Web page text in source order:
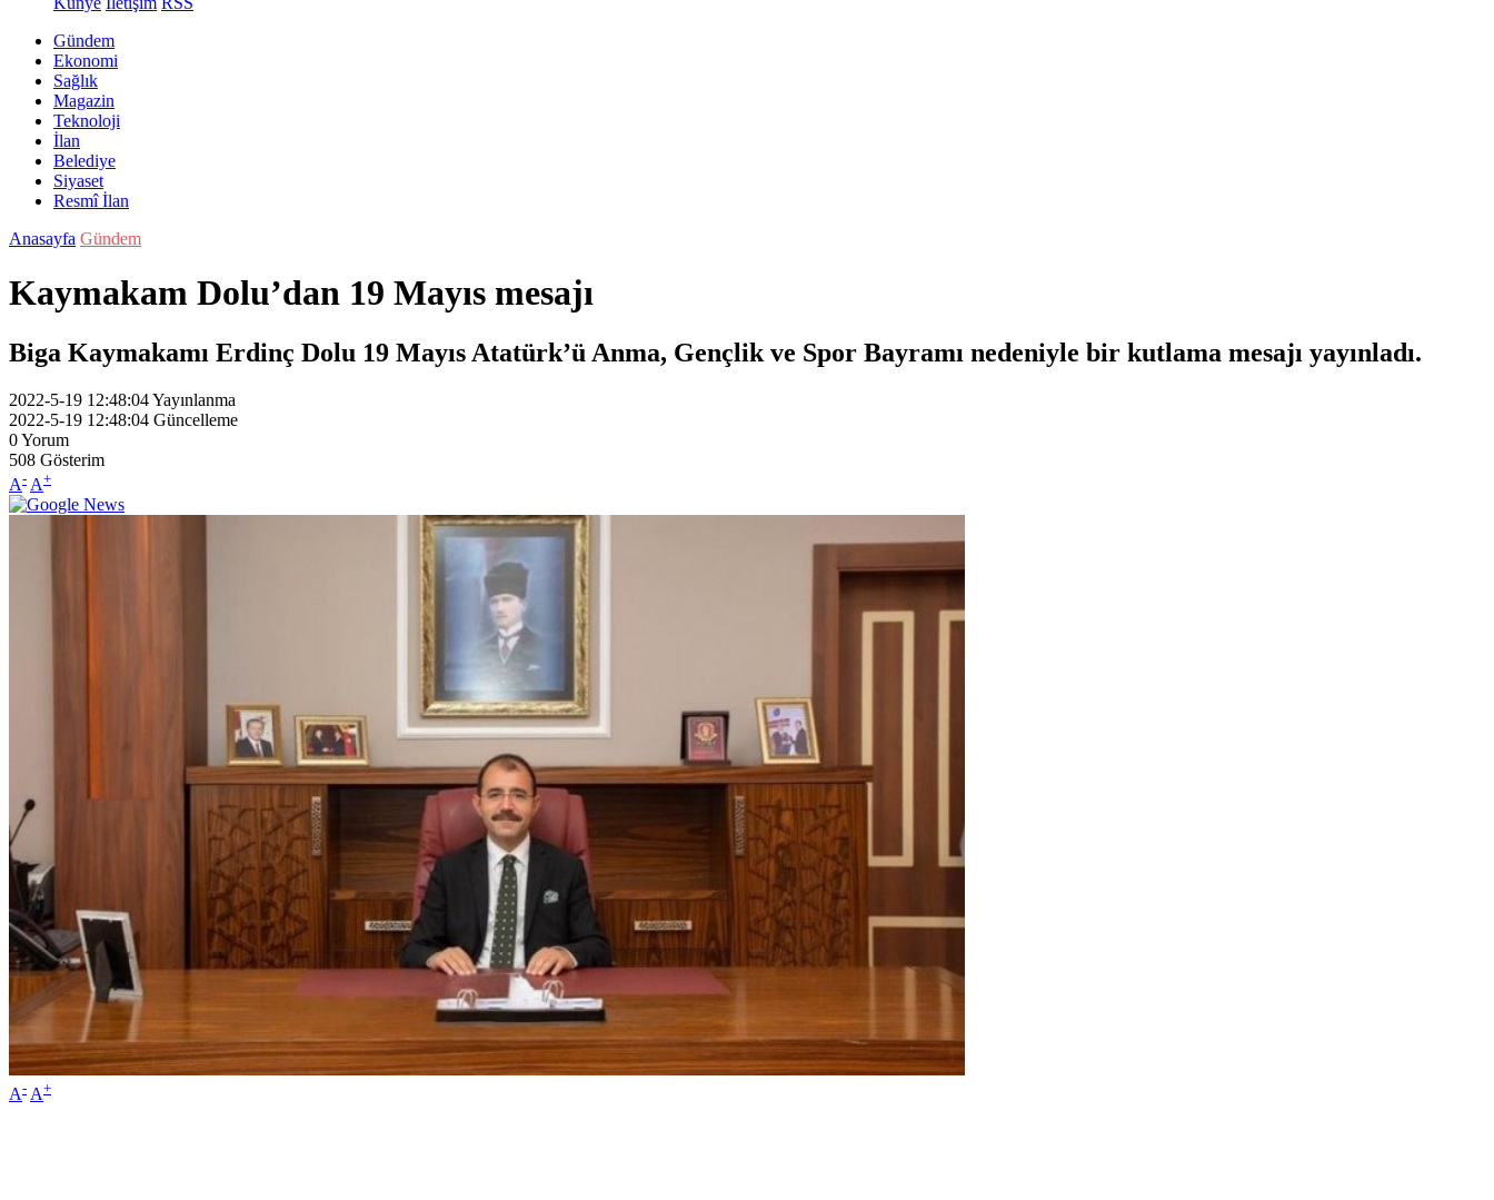
Gündem
Ekonomi
Sağlık
Magazin
Teknoloji
İlan
Belediye
Siyaset
Resmî İlan
Anasayfa Gündem
Kaymakam Dolu’dan 19 Mayıs mesajı
Biga Kaymakamı Erdinç Dolu 19 Mayıs Atatürk’ü Anma, Gençlik ve Spor Bayramı nedeniyle bir kutlama mesajı yayınladı.
2022-5-19 12:48:04Yayınlanma
2022-5-19 12:48:04 Güncelleme
0Yorum
508 Gösterim
A- A+
A- A+